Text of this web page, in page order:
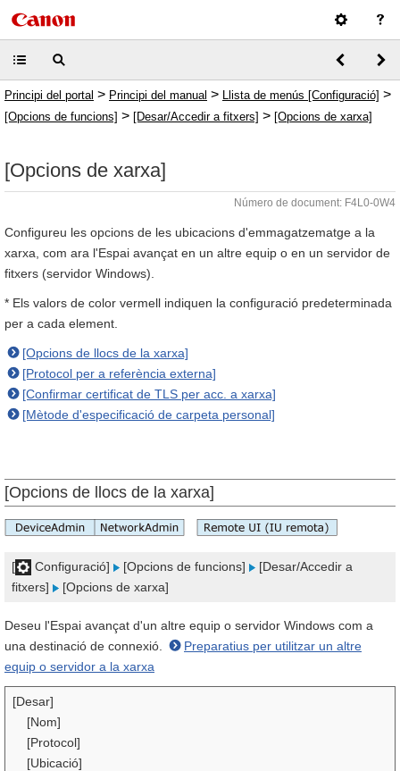
Principi del portal > Principi del manual > Llista de menús [Configuració] >
[Opcions de funcions] > [Desar/Accedir a fitxers] > [Opcions de xarxa]
[Opcions de xarxa]
Número de document: F4L0-0W4
Configureu les opcions de les ubicacions d'emmagatzematge a la
xarxa, com ara l'Espai avançat en un altre equip o en un servidor de
fitxers (servidor Windows).
* Els valors de color vermell indiquen la configuració predeterminada
per a cada element.
[Opcions de llocs de la xarxa]
[Protocol per a referència externa]
[Confirmar certificat de TLS per acc. a xarxa]
[Mètode d'especificació de carpeta personal]
[Opcions de llocs de la xarxa]
[ Configuració] [Opcions de funcions]
[Desar/Accedir a
fitxers]
[Opcions de xarxa]
Deseu l'Espai avançat d'un altre equip o servidor Windows com a
una destinació de connexió.
Preparatius per utilitzar un altre
equip o servidor a la xarxa
[Desar]
[Nom]
[Protocol]
[Ubicació]